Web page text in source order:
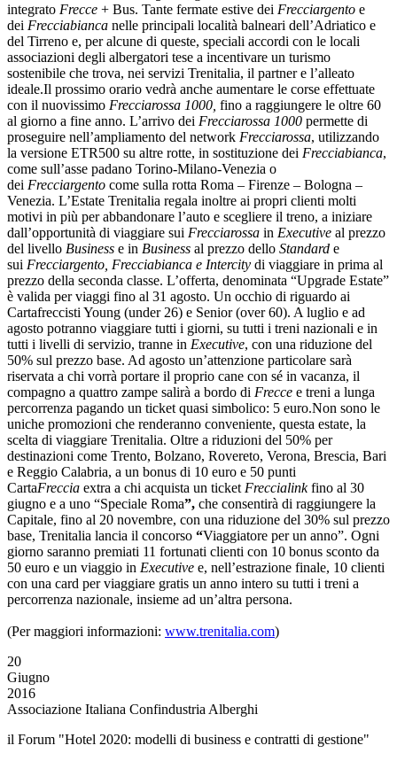
integrato Frecce + Bus. Tante fermate estive dei Frecciargento e
dei Frecciabianca nelle principali località balneari dell’Adriatico e
del Tirreno e, per alcune di queste, speciali accordi con le locali
associazioni degli albergatori tese a incentivare un turismo
sostenibile che trova, nei servizi Trenitalia, il partner e l’alleato
ideale.Il prossimo orario vedrà anche aumentare le corse effettuate
con il nuovissimo Frecciarossa 1000, fino a raggiungere le oltre 60
al giorno a fine anno. L’arrivo dei Frecciarossa 1000 permette di
proseguire nell’ampliamento del network Frecciarossa, utilizzando
la versione ETR500 su altre rotte, in sostituzione dei Frecciabianca,
come sull’asse padano Torino-Milano-Venezia o
dei Frecciargento come sulla rotta Roma – Firenze – Bologna –
Venezia. L’Estate Trenitalia regala inoltre ai propri clienti molti
motivi in più per abbandonare l’auto e scegliere il treno, a iniziare
dall’opportunità di viaggiare sui Frecciarossa in Executive al prezzo
del livello Business e in Business al prezzo dello Standard e
sui Frecciargento, Frecciabianca e Intercity di viaggiare in prima al
prezzo della seconda classe. L’offerta, denominata “Upgrade Estate”
è valida per viaggi fino al 31 agosto. Un occhio di riguardo ai
Cartafreccisti Young (under 26) e Senior (over 60). A luglio e ad
agosto potranno viaggiare tutti i giorni, su tutti i treni nazionali e in
tutti i livelli di servizio, tranne in Executive, con una riduzione del
50% sul prezzo base. Ad agosto un’attenzione particolare sarà
riservata a chi vorrà portare il proprio cane con sé in vacanza, il
compagno a quattro zampe salirà a bordo di Frecce e treni a lunga
percorrenza pagando un ticket quasi simbolico: 5 euro.Non sono le
uniche promozioni che renderanno conveniente, questa estate, la
scelta di viaggiare Trenitalia. Oltre a riduzioni del 50% per
destinazioni come Trento, Bolzano, Rovereto, Verona, Brescia, Bari
e Reggio Calabria, a un bonus di 10 euro e 50 punti
CartaFreccia extra a chi acquista un ticket Freccialinkfino al 30
giugno e a uno “Speciale Roma”, che consentirà di raggiungere la
Capitale, fino al 20 novembre, con una riduzione del 30% sul prezzo
base, Trenitalia lancia il concorso “Viaggiatore per un anno”. Ogni
giorno saranno premiati 11 fortunati clienti con 10 bonus sconto da
50 euro e un viaggio in Executive e, nell’estrazione finale, 10 clienti
con una card per viaggiare gratis un anno intero su tutti i treni a
percorrenza nazionale, insieme ad un’altra persona.
(Per maggiori informazioni: www.trenitalia.com)
20
Giugno
2016
Associazione Italiana Confindustria Alberghi
il Forum "Hotel 2020: modelli di business e contratti di gestione"